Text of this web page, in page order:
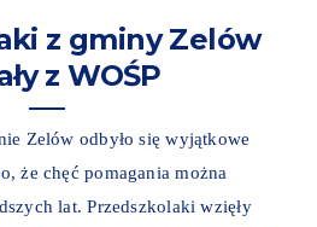
z gminy Zelów
z WOŚP
Zelów odbyło się wyjątkowe
że chęć pomagania można
lat. Przedszkolaki wzięły